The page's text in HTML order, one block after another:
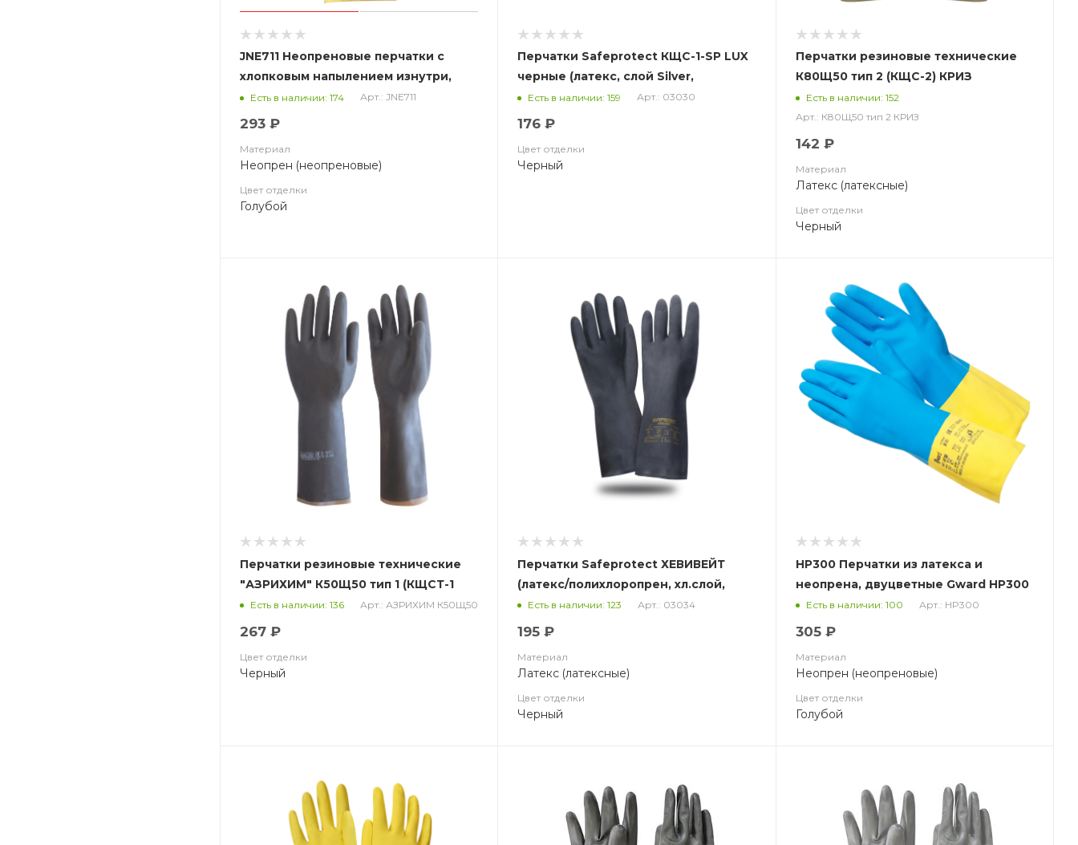
JNE711 Неопреновые перчатки с
хлопковым напылением изнутри,
желто-голубые
Есть в наличии: 174 Арт.: JNE711
293 ₽
Материал
Неопрен (неопреновые)
Цвет отделки
Голубой
Перчатки Safeprotect КЩС-1-SP LUX
черные (латекс, слой Silver,
толщ.0,65мм,дл.300мм) (х12х144)
Есть в наличии: 159 Арт.: 03030
176 ₽
Цвет отделки
Черный
Перчатки резиновые технические
К80Щ50 тип 2 (КЩС-2) КРИЗ
Есть в наличии: 152
Арт.: К80Щ50 тип 2 КРИЗ
142 ₽
Материал
Латекс (латексные)
Цвет отделки
Черный
Перчатки резиновые технические
"АЗРИХИМ" К50Щ50 тип 1 (КЩСТ-1
(АЗРИ)
Есть в наличии: 136 Арт.: АЗРИХИМ К50Щ50
267 ₽
Цвет отделки
Черный
Перчатки Safeprotect ХЕВИВЕЙТ
(латекс/полихлоропрен, хл.слой,
толщ.0,67мм, дл.320мм)
Есть в наличии: 123 Арт.: 03034
195 ₽
Материал
Латекс (латексные)
Цвет отделки
Черный
HP300 Перчатки из латекса и
неопрена, двуцветные Gward HP300
Есть в наличии: 100 Арт.: HP300
305 ₽
Материал
Неопрен (неопреновые)
Цвет отделки
Голубой